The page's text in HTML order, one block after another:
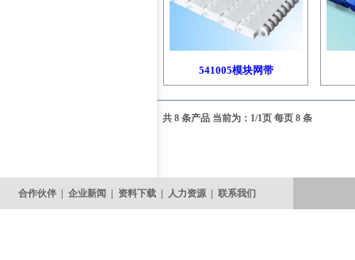
541005模块网带
共 8 条产品 当前为：1/1页 每页 8 条
合作伙伴 企业新闻 资料下载 人力资源 联系我们